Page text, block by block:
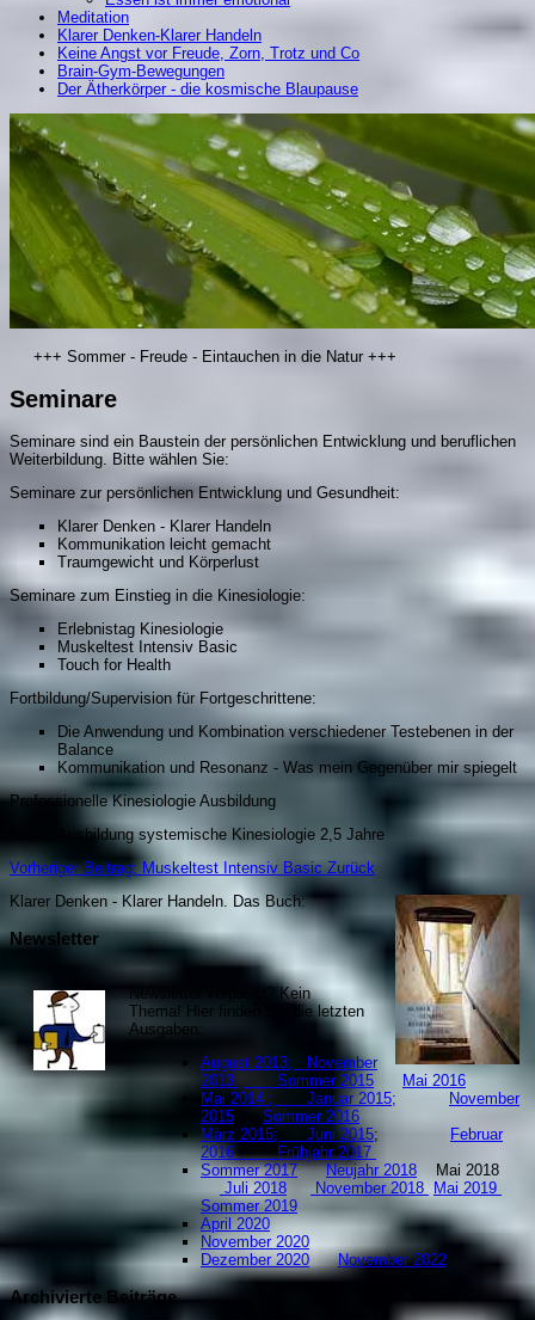
Meditation
Klarer Denken-Klarer Handeln
Keine Angst vor Freude, Zorn, Trotz und Co
Brain-Gym-Bewegungen
Der Ätherkörper - die kosmische Blaupause
+++ Sommer - Freude - Eintauchen in die Natur +++
Seminare
Seminare sind ein Baustein der persönlichen Entwicklung und beruflichen
Weiterbildung. Bitte wählen Sie:
Seminare zur persönlichen Entwicklung und Gesundheit:
Klarer Denken - Klarer Handeln
Kommunikation leicht gemacht
Traumgewicht und Körperlust
Seminare zum Einstieg in die Kinesiologie:
Erlebnistag Kinesiologie
Muskeltest Intensiv Basic
Touch for Health
Fortbildung/Supervision für Fortgeschrittene:
Die Anwendung und Kombination verschiedener Testebenen in der
Balance
Kommunikation und Resonanz - Was mein Gegenüber mir spiegelt
Professionelle Kinesiologie Ausbildung
Ausbildung systemische Kinesiologie 2,5 Jahre
Vorheriger Beitrag: Muskeltest Intensiv Basic Zurück
Klarer Denken - Klarer Handeln. Das Buch:
Newsletter
Newsletter verpasst? Kein
Thema! Hier finden Sie die letzten
Ausgaben:
August 2013;
November
2013:
Sommer 2015
Mai 2016
Mai 2014 ; Januar 2015;
November
2015
Sommer 2016
März 2015; Juni 2015;
Februar
2016Frühjahr 2017
Sommer 2017
Neujahr 2018 Mai 2018
Juli 2018
November 2018
Mai 2019
Sommer 2019
April 2020
November 2020
Dezember 2020
November 2022
Archivierte Beiträge